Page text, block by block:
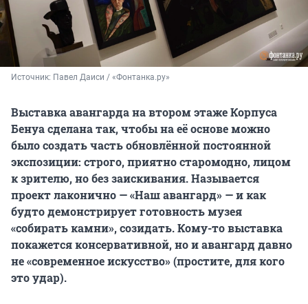
Источник: Павел Даиси / «Фонтанка.ру»
Выставка авангарда на втором этаже Корпуса
Бенуа сделана так, чтобы на её основе можно
было создать часть обновлённой постоянной
экспозиции: строго, приятно старомодно, лицом
к зрителю, но без заискивания. Называется
проект лаконично — «Наш авангард» — и как
будто демонстрирует готовность музея
«собирать камни», созидать. Кому-то выставка
покажется консервативной, но и авангард давно
не «современное искусство» (простите, для кого
это удар).